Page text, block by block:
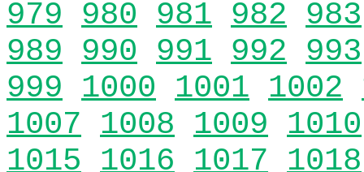
979 980 981 982 983
989 990 991 992 993
999 1000 1001 1002
1007 1008 1009 1010
1015 1016 1017 1018